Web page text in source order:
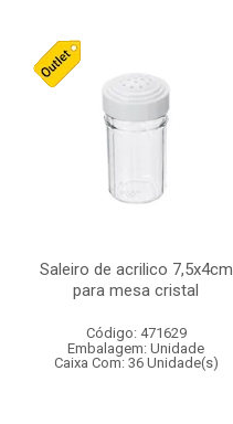
Saleiro de acrilico 7,5x4cm
para mesa cristal
Código: 471629
Embalagem: Unidade
Caixa Com: 36 Unidade(s)